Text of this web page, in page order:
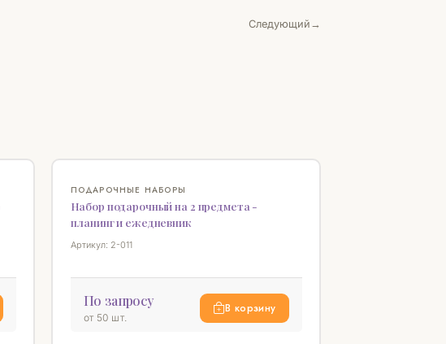
Следующий
ПОДАРОЧНЫЕ НАБОРЫ
Набор подарочный на 2 предмета -
планинг и ежедневник
Артикул: 2-011
По запросу
от 50 шт.
В корзину